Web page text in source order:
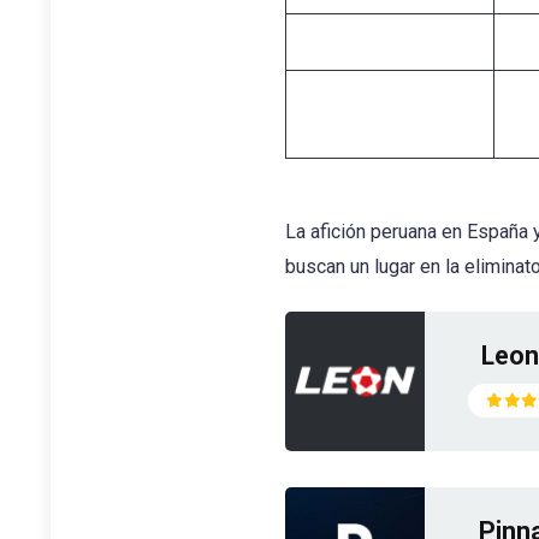
La afición peruana en
buscan un lugar en la